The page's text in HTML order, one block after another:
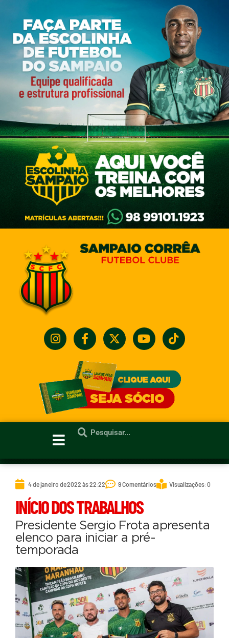
4 de janeiro de 2022 às 22:22 9 Comentários Visualizações: 0
INÍCIO DOS TRABALHOS
Presidente Sergio Frota apresenta
elenco para iniciar a pré-
temporada